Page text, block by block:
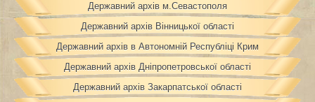
Державний архів м.Севастополя
Державний архів Вінницької області
Державний архів в Автономній Республіці Крим
Державний архів Дніпропетровської області
Державний архів Закарпатської області